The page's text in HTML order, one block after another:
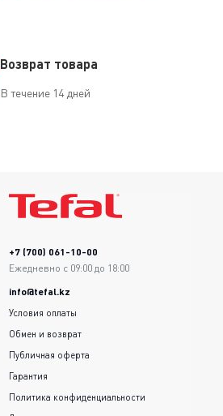
Возврат товара
В течение 14 дней
+7 (700) 061-10-00
Ежедневно с 09:00 до 18:00
info@tefal.kz
Условия оплаты
Обмен и возврат
Публичная оферта
Гарантия
Политика конфиденциальности